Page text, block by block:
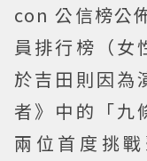
con 公信榜公
員排行榜（女
於吉田則因為
者》中的「九
兩位首度挑